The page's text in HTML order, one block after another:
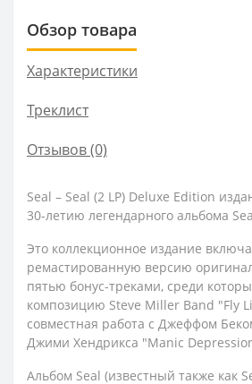
Обзор товара
Характеристики
Треклист
Отзывов (0)
Seal – Seal (2 LP) Deluxe Edition
30-летию легендарного альбома
Это коллекционное издание
ремастированную версию
пятью бонус-треками, среди
композицию Steve Miller Band "Fly
совместная работа с Джеффом
Джими Хендрикса "Manic
Альбом Seal (известный также как